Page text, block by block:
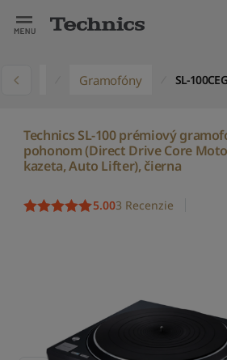
Gramofóny SL-
Technics SL-100 prémiový
pohonom (Direct Drive Core
kazeta, Auto Lifter), čierna
5.003 Recenzie